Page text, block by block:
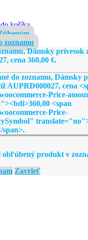
košíka
zoznamu
Dámsky prívesok
cena 360,00 €.
obľúbený produkt v
Zavrieť